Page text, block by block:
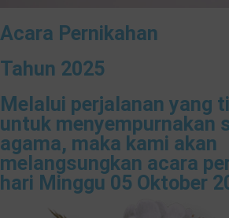
Acara Pernikahan
Tahun 2025
Melalui perjalanan yang
untuk menyempurnakan
agama, maka kami akan
melangsungkan acara
hari Minggu 05 Oktober